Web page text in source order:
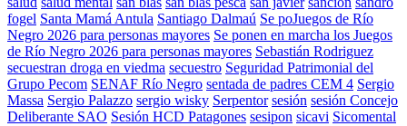
fogel Santa Mamá Antula Santiago Dalmaú Se poJuegos de Río
Negro 2026 para personas mayores Se ponen en marcha los Juegos
de Río Negro 2026 para personas mayores Sebastián Rodriguez
secuestran droga en viedma secuestro Seguridad Patrimonial del
Grupo Pecom SENAF Río Negro sentada de padres CEM 4 Sergio
Massa Sergio Palazzo sergio wisky Serpentor sesión sesión Concejo
Deliberante SAO Sesión HCD Patagones sesipon sicavi Sicomental